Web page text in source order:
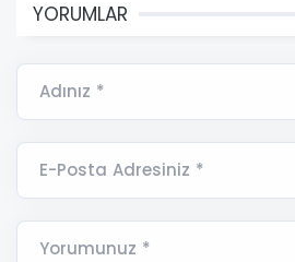
YORUMLAR
Adınız *
E-Posta Adresiniz *
Yorumunuz *